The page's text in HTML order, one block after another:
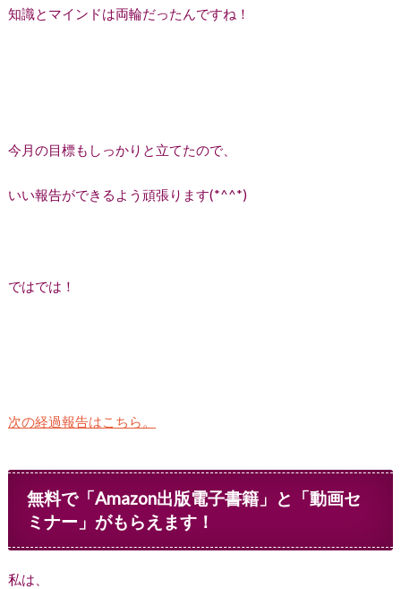
知識とマインドは両輪だったんですね！
今月の目標もしっかりと立てたので、
いい報告ができるよう頑張ります(*^^*)
ではでは！
次の経過報告はこちら。
無料で「Amazon出版電子書籍」と「動画セ
ミナー」がもらえます！
私は、